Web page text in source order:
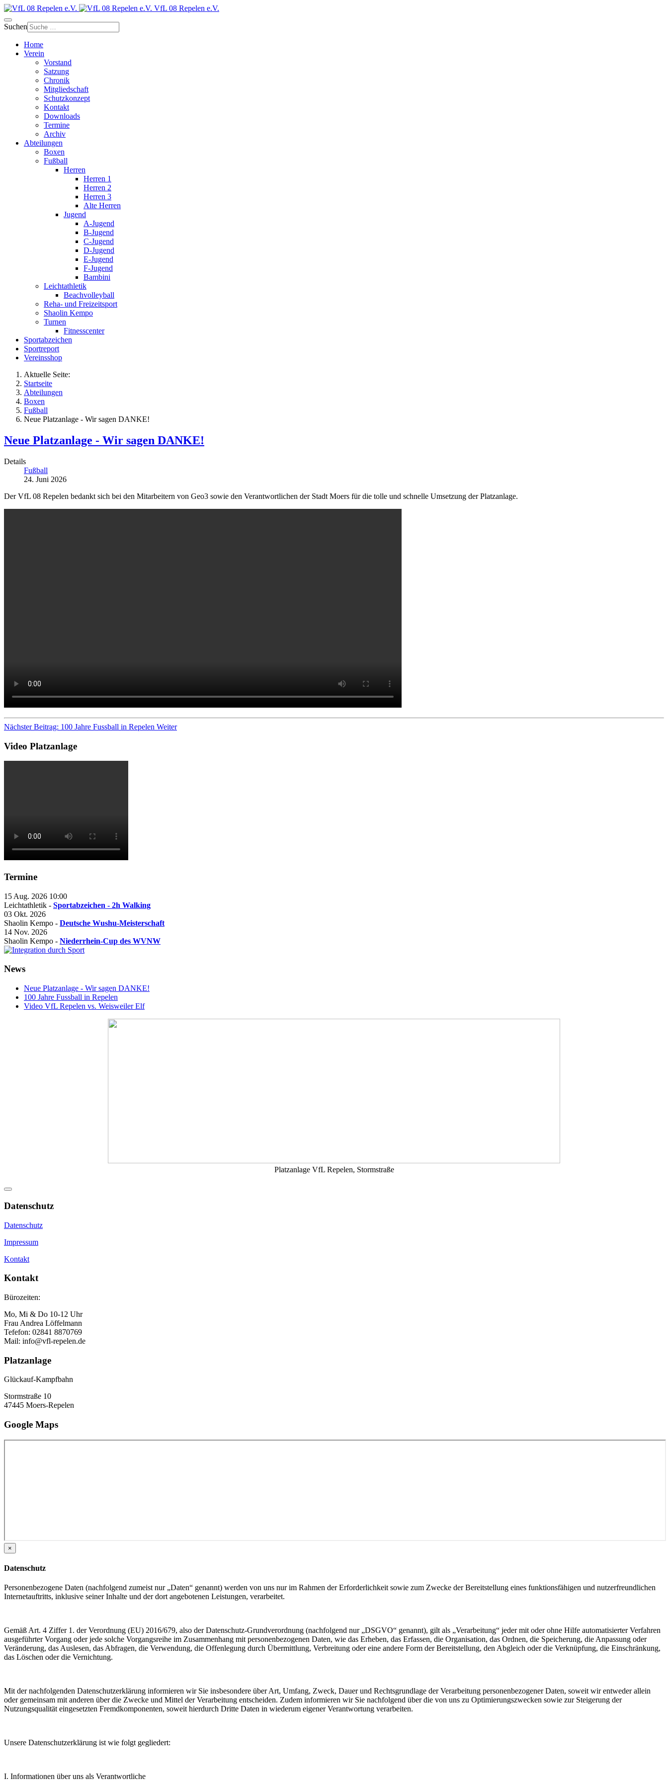
VfL 08 Repelen e.V.
Suchen
Home
Verein
Vorstand
Satzung
Chronik
Mitgliedschaft
Schutzkonzept
Kontakt
Downloads
Termine
Archiv
Abteilungen
Boxen
Fußball
Herren
Herren 1
Herren 2
Herren 3
Alte Herren
Jugend
A-Jugend
B-Jugend
C-Jugend
D-Jugend
E-Jugend
F-Jugend
Bambini
Leichtathletik
Beachvolleyball
Reha- und Freizeitsport
Shaolin Kempo
Turnen
Fitnesscenter
Sportabzeichen
Sportreport
Vereinsshop
Aktuelle Seite:
Startseite
Abteilungen
Boxen
Fußball
Neue Platzanlage - Wir sagen DANKE!
Neue Platzanlage - Wir sagen DANKE!
Details
Fußball
24. Juni 2026
Der VfL 08 Repelen bedankt sich bei den Mitarbeitern von Geo3 sowie den Verantwortlichen der Stadt Moers für die tolle und schnelle Umsetzung der Platzanlage.
Nächster Beitrag: 100 Jahre Fussball in Repelen Weiter
Video Platzanlage
Termine
15 Aug. 2026 10:00
Leichtathletik - Sportabzeichen - 2h Walking
03 Okt. 2026
Shaolin Kempo - Deutsche Wushu-Meisterschaft
14 Nov. 2026
Shaolin Kempo - Niederrhein-Cup des WVNW
News
Neue Platzanlage - Wir sagen DANKE!
100 Jahre Fussball in Repelen
Video VfL Repelen vs. Weisweiler Elf
Platzanlage VfL Repelen, Stormstraße
Datenschutz
Datenschutz
Impressum
Kontakt
Kontakt
Bürozeiten:
Mo, Mi & Do 10-12 Uhr
Frau Andrea Löffelmann
Tefefon: 02841 8870769
Mail: info@vfl-repelen.de
Platzanlage
Glückauf-Kampfbahn
Stormstraße 10
47445 Moers-Repelen
Google Maps
×
Datenschutz
Personenbezogene Daten (nachfolgend zumeist nur „Daten“ genannt) werden von uns nur im Rahmen der Erforderlichkeit sowie zum Zwecke der Bereitstellung eines funktionsfähigen und nutzerfreundlichen
Internetauftritts, inklusive seiner Inhalte und der dort angebotenen Leistungen, verarbeitet.
Gemäß Art. 4 Ziffer 1. der Verordnung (EU) 2016/679, also der Datenschutz-Grundverordnung (nachfolgend nur „DSGVO“ genannt), gilt als „Verarbeitung“ jeder mit oder ohne Hilfe automatisierter Verfahren
ausgeführter Vorgang oder jede solche Vorgangsreihe im Zusammenhang mit personenbezogenen Daten, wie das Erheben, das Erfassen, die Organisation, das Ordnen, die Speicherung, die Anpassung oder
Veränderung, das Auslesen, das Abfragen, die Verwendung, die Offenlegung durch Übermittlung, Verbreitung oder eine andere Form der Bereitstellung, den Abgleich oder die Verknüpfung, die Einschränkung,
das Löschen oder die Vernichtung.
Mit der nachfolgenden Datenschutzerklärung informieren wir Sie insbesondere über Art, Umfang, Zweck, Dauer und Rechtsgrundlage der Verarbeitung personenbezogener Daten, soweit wir entweder allein
oder gemeinsam mit anderen über die Zwecke und Mittel der Verarbeitung entscheiden. Zudem informieren wir Sie nachfolgend über die von uns zu Optimierungszwecken sowie zur Steigerung der
Nutzungsqualität eingesetzten Fremdkomponenten, soweit hierdurch Dritte Daten in wiederum eigener Verantwortung verarbeiten.
Unsere Datenschutzerklärung ist wie folgt gegliedert:
I. Informationen über uns als Verantwortliche